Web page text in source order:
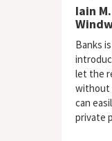
Iain
Banks
let the
without
can
private